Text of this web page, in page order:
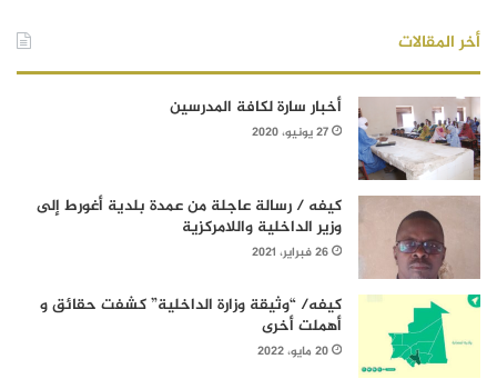
أخر المقالات
أخبار سارة لكافة المدرسين
27 يونيو، 2020
كيفه / رسالة عاجلة من عمدة بلدية أغورط إلى
وزير الداخلية واللامركزية
26 فبراير، 2021
كيفه/ “وثيقة وزارة الداخلية” كشفت حقائق و
أهملت أخرى
20 مايو، 2022